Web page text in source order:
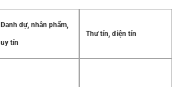
Danh dự, nhân phẩm,
uy tín
Thư tín, điện tín